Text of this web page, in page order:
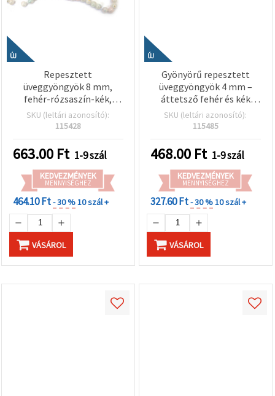
ÚJ
Repesztett
üveggyöngyök 8 mm,
fehér-rózsaszín-kék,
arany színű akcentussal, 1
mm fűzőlyuk, kb. 105 db –
kreatív hobbihoz (mix)
SKU (leltári azonosító):
115428
663.00 Ft 1-9 szál
KEDVEZMÉNYEK
MENNYISÉGHEZ
464.10 Ft- 30 %10 szál +
VÁSÁROL
ÚJ
Gyönyörű repesztett
üveggyöngyök 4 mm –
áttetsző fehér és kék
(mix), 1 mm furat, szál kb.
215 db – nyári friss
finom kézműves
alkotásokhoz
SKU (leltári azonosító):
115485
468.00 Ft 1-9 szál
KEDVEZMÉNYEK
MENNYISÉGHEZ
327.60 Ft- 30 %10 szál +
VÁSÁROL